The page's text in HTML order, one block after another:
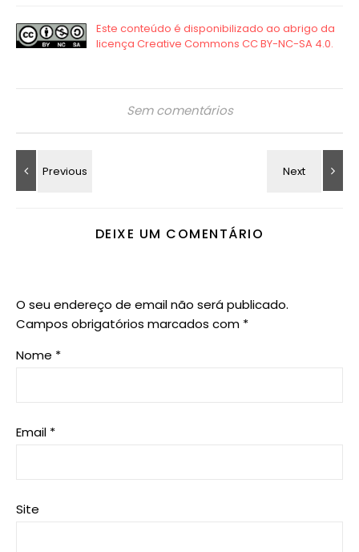
Sem comentários
DEIXE UM COMENTÁRIO
O seu endereço de email não será publicado.
Campos obrigatórios marcados com *
Nome *
Email *
Site